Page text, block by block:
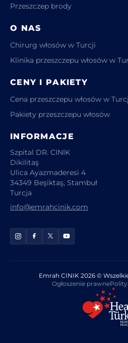
Przeszczep brody
O NAS
Chirurg włosów w Turcji
Klinika przeszczepu włosów w
CENY I PAKIETY
Cena przeszczepu włosów w
Pakiety przeszczepu włosów
INFORMACJE
Szpital DR. CINIK
Dikilitaş
Ulica Ayazmaderesi 4
34349 Beşiktaş, Stambuł
Turcja
info@emrahcinik.com
Emrah CINIK 2026 ©
Ogłoszenie prawne